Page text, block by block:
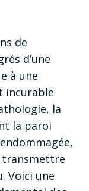
de
d’une
à une
incurable
la
la paroi
transmettre
Voici une